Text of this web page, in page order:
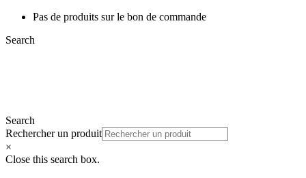
Pas de produits sur le bon de commande
Search
Search
Rechercher un produit
×
Close this search box.